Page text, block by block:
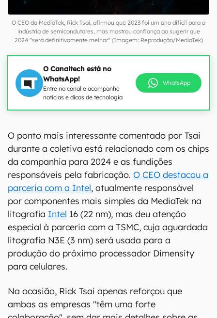
O CEO da MediaTek, Rick Tsai, afirmou que 2023 foi um ano difícil para a
indústria de semicondutores, mas mostrou confiança ao sugerir que
2024 "será definitivamente melhor" (Imagem: Reprodução/MediaTek)
O Canaltech está no
WhatsApp!
Entre no canal e acompanhe
notícias e dicas de tecnologia
WhatsApp
00:00/04:07
O ponto mais interessante comentado por Tsai
durante a coletiva está relacionado com os chips
da companhia para 2024 e as fundições
responsáveis pela fabricação.O CEO destacou a
parceria com a Intel , atualmente responsável
por componentes mais simples da MediaTek na